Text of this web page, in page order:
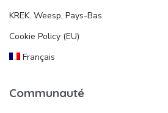
KREK. Weesp, Pays-Bas
Cookie Policy (EU)
Français
Communauté